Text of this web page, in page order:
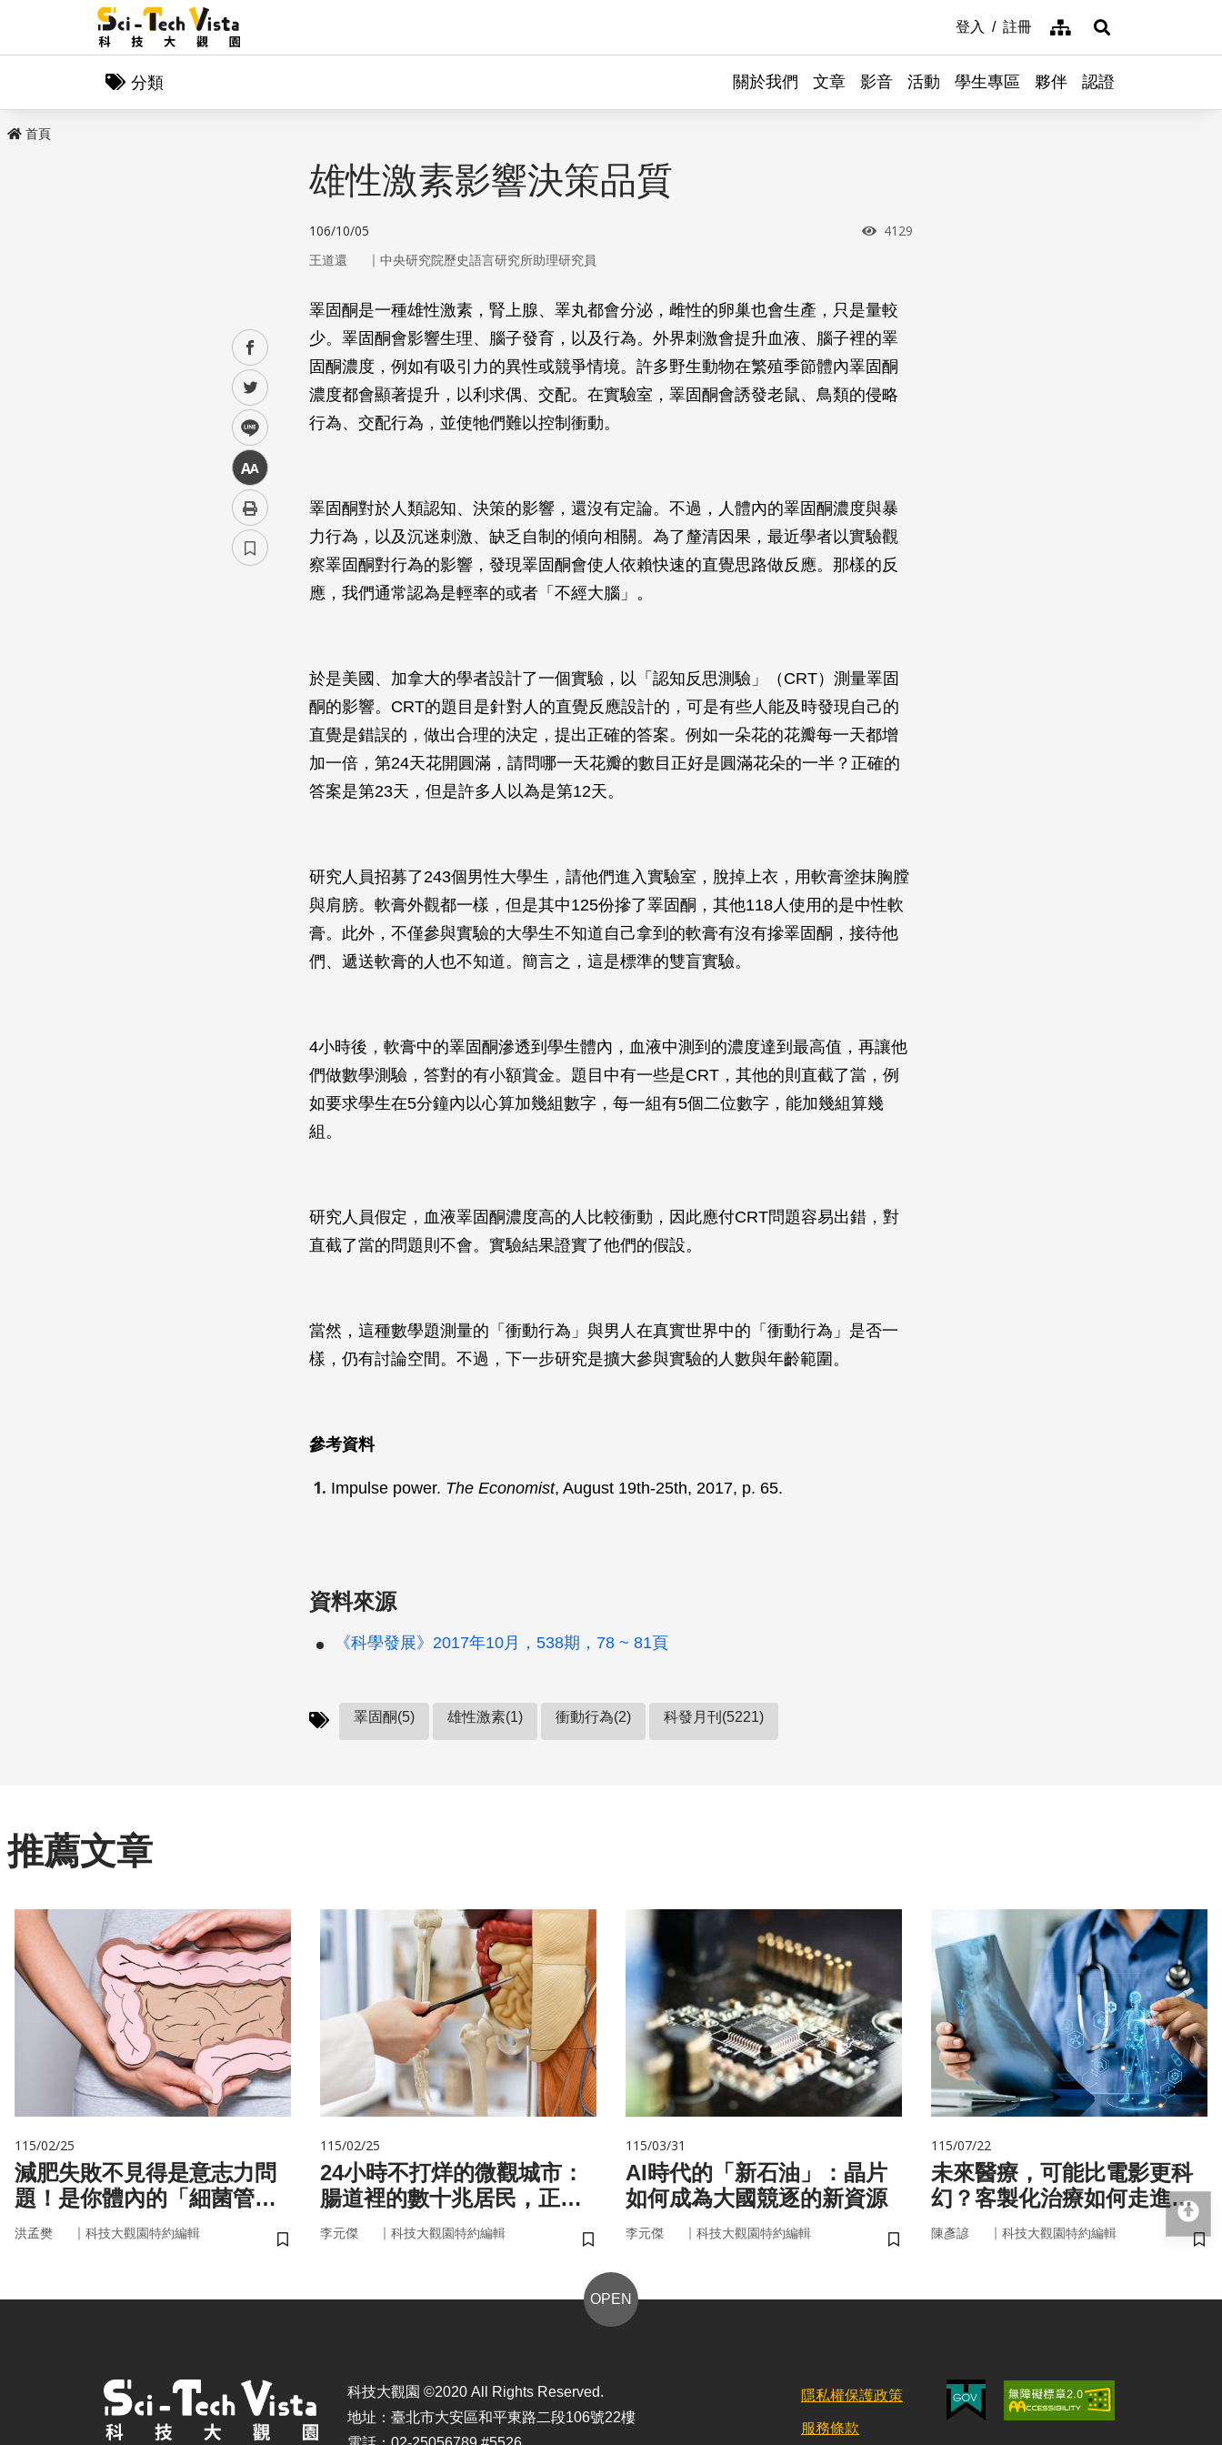
登入 註冊 網站導覽展開搜尋
分類 關於我們 文章 影音 活動 學生專區 夥伴 認證
首頁
facebook
twitter
line
中
雄性激素影響決策品質
106/10/05 瀏覽次數
4129
王道還 ｜ 中央研究院歷史語言研究所助理研究員
睪固酮是一種雄性激素，腎上腺、睪丸都會分泌，雌性的卵巢也會生產，只是量較
少。睪固酮會影響生理、腦子發育，以及行為。外界刺激會提升血液、腦子裡的睪
固酮濃度，例如有吸引力的異性或競爭情境。許多野生動物在繁殖季節體內睪固酮
濃度都會顯著提升，以利求偶、交配。在實驗室，睪固酮會誘發老鼠、鳥類的侵略
行為、交配行為，並使牠們難以控制衝動。
睪固酮對於人類認知、決策的影響，還沒有定論。不過，人體內的睪固酮濃度與暴
力行為，以及沉迷刺激、缺乏自制的傾向相關。為了釐清因果，最近學者以實驗觀
察睪固酮對行為的影響，發現睪固酮會使人依賴快速的直覺思路做反應。那樣的反
應，我們通常認為是輕率的或者「不經大腦」。
於是美國、加拿大的學者設計了一個實驗，以「認知反思測驗」（CRT）測量睪固
酮的影響。CRT的題目是針對人的直覺反應設計的，可是有些人能及時發現自己的
直覺是錯誤的，做出合理的決定，提出正確的答案。例如一朵花的花瓣每一天都增
加一倍，第24天花開圓滿，請問哪一天花瓣的數目正好是圓滿花朵的一半？正確的
答案是第23天，但是許多人以為是第12天。
研究人員招募了243個男性大學生，請他們進入實驗室，脫掉上衣，用軟膏塗抹胸膛
與肩膀。軟膏外觀都一樣，但是其中125份摻了睪固酮，其他118人使用的是中性軟
膏。此外，不僅參與實驗的大學生不知道自己拿到的軟膏有沒有摻睪固酮，接待他
們、遞送軟膏的人也不知道。簡言之，這是標準的雙盲實驗。
4小時後，軟膏中的睪固酮滲透到學生體內，血液中測到的濃度達到最高值，再讓他
們做數學測驗，答對的有小額賞金。題目中有一些是CRT，其他的則直截了當，例
如要求學生在5分鐘內以心算加幾組數字，每一組有5個二位數字，能加幾組算幾
組。
研究人員假定，血液睪固酮濃度高的人比較衝動，因此應付CRT問題容易出錯，對
直截了當的問題則不會。實驗結果證實了他們的假設。
當然，這種數學題測量的「衝動行為」與男人在真實世界中的「衝動行為」是否一
樣，仍有討論空間。不過，下一步研究是擴大參與實驗的人數與年齡範圍。
參考資料
Impulse power. The Economist, August 19th-25th, 2017, p. 65.
資料來源
《科學發展》2017年10月，538期，78 ~ 81頁
睪固酮(5) 雄性激素(1) 衝動行為(2) 科發月刊(5221)
推薦文章
115/02/25
減肥失敗不見得是意志力問
題！是你體內的「細菌管
家」在幫你囤油
洪孟樊 ｜ 科技大觀園特約編輯
儲存書籤
115/02/25
24小時不打烊的微觀城市：
腸道裡的數十兆居民，正悄
悄掌管你的大腦與健康
李元傑 ｜ 科技大觀園特約編輯
儲存書籤
115/03/31
AI時代的「新石油」：晶片
如何成為大國競逐的新資源
李元傑 ｜ 科技大觀園特約編輯
儲存書籤
115/07/22
未來醫療，可能比電影更科
幻？客製化治療如何走進真
實世界
陳彥諺 ｜ 科技大觀園特約編輯
儲
OPEN
科技大觀園 ©2020 All Rights Reserved.
地址：臺北市大安區和平東路二段106號22樓
隱私權保護政策
服務條款
回